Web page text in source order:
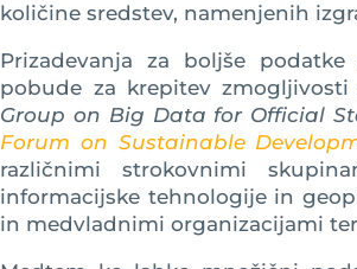
količine sredstev, namenjenih
Prizadevanja za boljše
pobude za krepitev
Group on Big Data for Official
Forum on Sustainable
različnimi strokovnimi
informacijske tehnologije in
in medvladnimi organizacijami